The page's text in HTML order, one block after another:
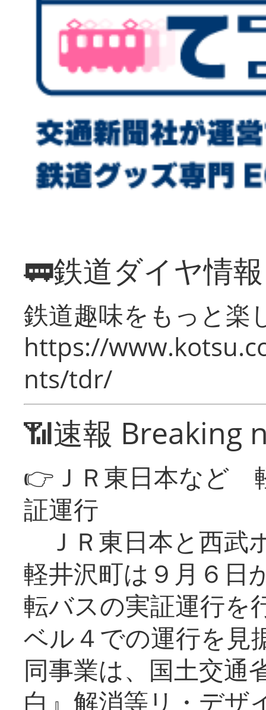
🚃鉄道ダイヤ情
鉄道趣味をもっと楽
https://
nts/tdr/
📶速報 Breaking
👉ＪＲ東日本など
証運行
ＪＲ東日本と西武
軽井沢町は９月６日
転バスの実証運行を
ベル４での運行を見
同事業は、国土交通
白』解消等リ・デザ